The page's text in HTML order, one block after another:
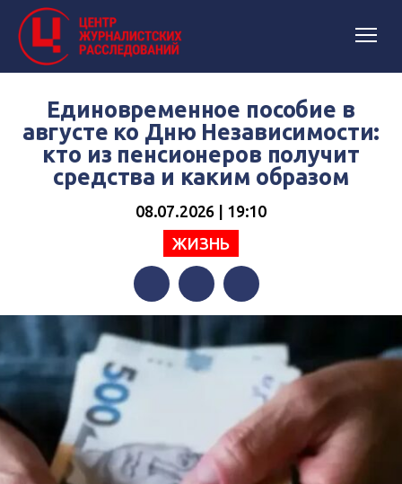
Единовременное пособие в
августе ко Дню Независимости:
кто из пенсионеров получит
средства и каким образом
08.07.2026 | 19:10
ЖИЗНЬ
FacebookTwitterTelegram